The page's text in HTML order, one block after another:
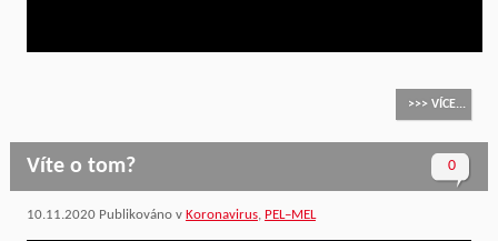
>>> VÍCE...
0
Víte o tom?
10.11.2020Publikováno v Koronavirus, PEL–MEL